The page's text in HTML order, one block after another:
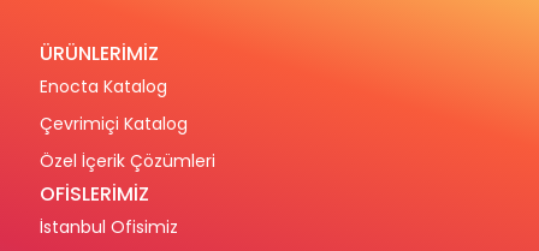
ÜRÜNLERİMİZ
Enocta Katalog
Çevrimiçi Katalog
Özel İçerik Çözümleri
OFİSLERİMİZ
İstanbul Ofisimiz